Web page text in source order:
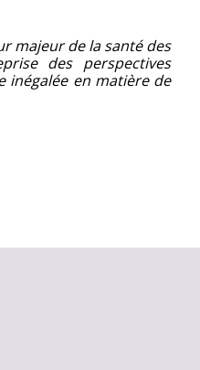
majeur de la santé des
des perspectives
inégalée en matière de